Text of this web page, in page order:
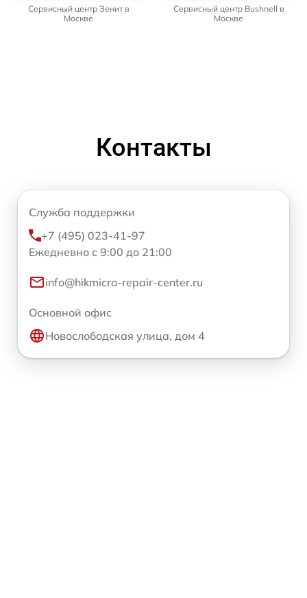
Сервисный центр Зенит в
Москве
Сервисный центр Bushnell в
Москве
Контакты
Служба поддержки
+7 (495) 023-41-97
Ежедневно с 9:00 до 21:00
info@hikmicro-repair-center.ru
Основной офис
Новослободская улица, дом 4